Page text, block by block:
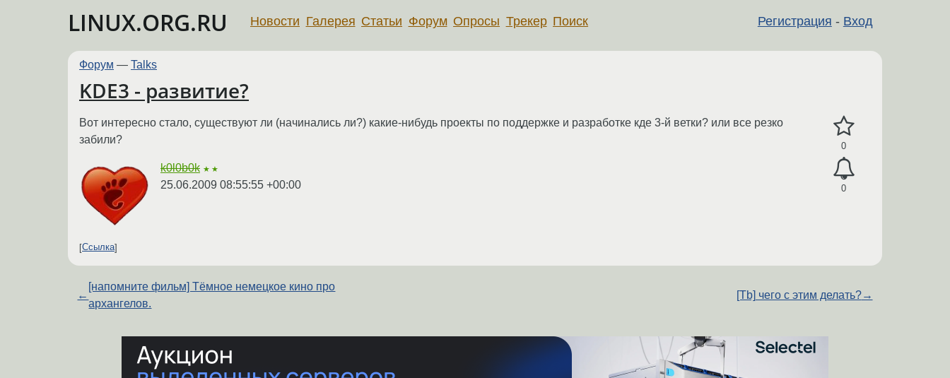
LINUX.ORG.RU Регистрация - Вход
Новости Галерея Статьи Форум Опросы Трекер Поиск
Форум — Talks
KDE3 - развитие?
0
0
Вот интересно стало, существуют ли (начинались ли?) какие-нибудь проекты по поддержке и разработке кде 3-й ветки? или все резко
забили?
k0l0b0k ★★
25.06.2009 08:55:55 +00:00
Ссылка
←
[напомните фильм] Тёмное немецкое кино про
архангелов.
[Tb] чего с этим делать?→